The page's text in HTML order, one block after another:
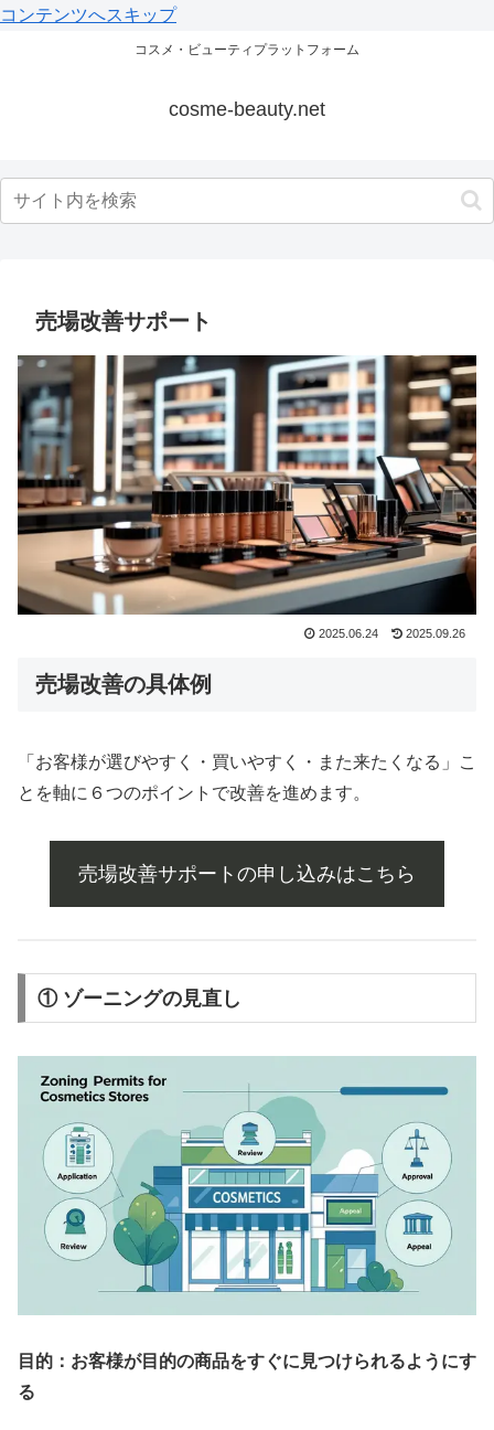
コンテンツへスキップ
コスメ・ビューティプラットフォーム
cosme-beauty.net
売場改善サポート
2025.06.24 2025.09.26
売場改善の具体例
「お客様が選びやすく・買いやすく・また来たくなる」こ
とを軸に６つのポイントで改善を進めます。
売場改善サポートの申し込みはこちら
① ゾーニングの見直し
目的：お客様が目的の商品をすぐに見つけられるようにす
る